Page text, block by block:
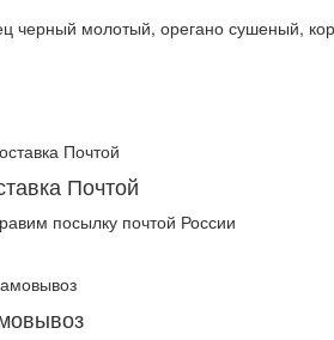
черный молотый, орегано сушеный,
Почтой
посылку почтой России